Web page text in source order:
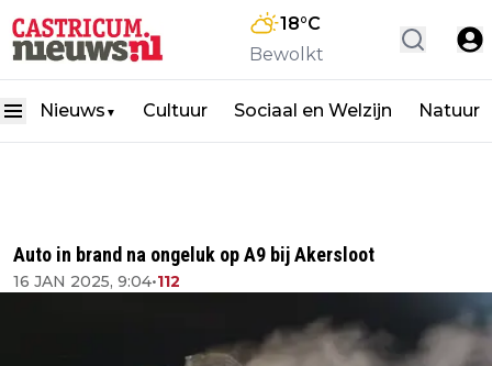
18°C
Bewolkt
Nieuws ▼ Cultuur Sociaal en Welzijn Natuur
Auto in brand na ongeluk op A9 bij Akersloot
16 JAN 2025, 9:04•112